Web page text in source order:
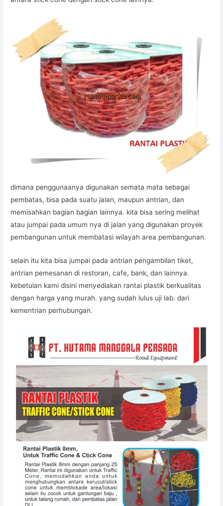
dimana penggunaanya digunakan semata mata sebagai
pembatas, bisa pada suatu jalan, maupun antrian, dan
memisahkan bagian bagian lainnya. kita bisa sering melihat
atau jumpai pada umum nya di jalan yang digunakan proyek
pembangunan untuk membatasi wilayah area pembangunan.
selain itu kita bisa jumpai pada antrian pengambilan tiket,
antrian pemesanan di restoran, cafe, bank, dan lainnya.
kebetulan kami disini menyediakan rantai plastik berkualitas
dengan harga yang murah. yang sudah lulus uji lab. dari
kementrian perhubungan.